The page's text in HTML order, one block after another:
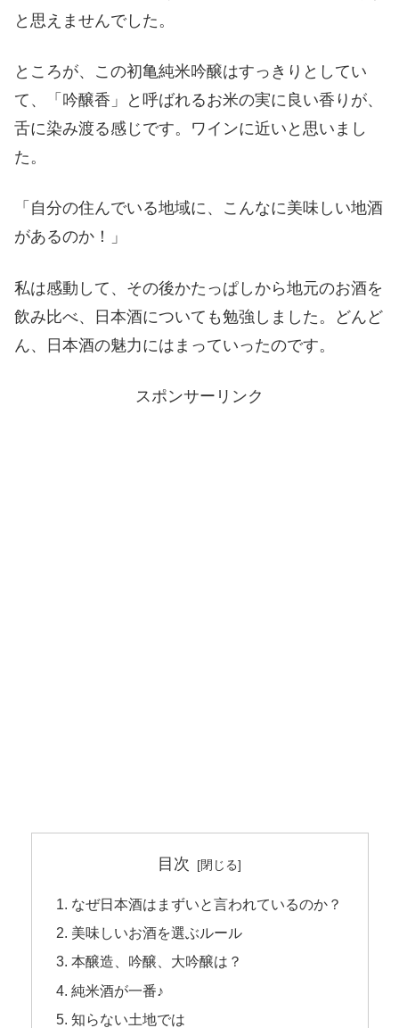
と思えませんでした。
ところが、この初亀純米吟醸はすっきりとしてい
て、「吟醸香」と呼ばれるお米の実に良い香りが、
舌に染み渡る感じです。ワインに近いと思いまし
た。
「自分の住んでいる地域に、こんなに美味しい地酒
があるのか！」
私は感動して、その後かたっぱしから地元のお酒を
飲み比べ、日本酒についても勉強しました。どんど
ん、日本酒の魅力にはまっていったのです。
スポンサーリンク
目次
なぜ日本酒はまずいと言われているのか？
美味しいお酒を選ぶルール
本醸造、吟醸、大吟醸は？
純米酒が一番♪
知らない土地では